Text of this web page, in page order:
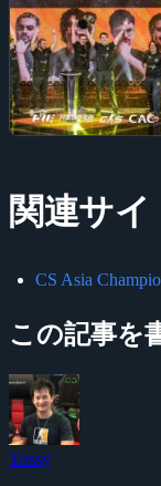
関連サイ
CS Asia
この記事を
Yossy